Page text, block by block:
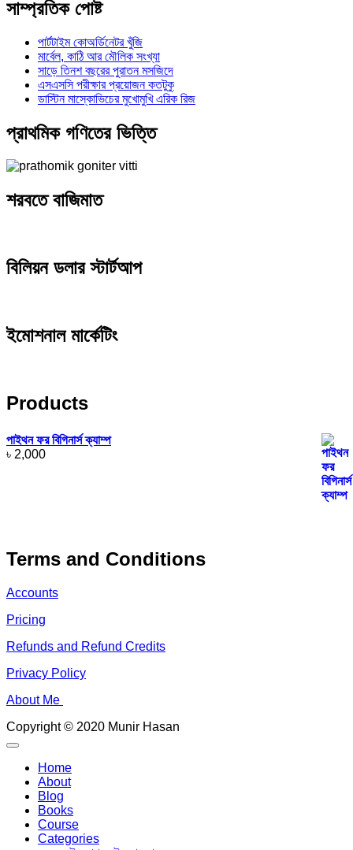
সাম্প্রতিক পোষ্ট
পার্টটাইম কোঅর্ডিনেটর খুঁজি
মার্বেল, কাঠি আর মৌলিক সংখ্যা
সাড়ে তিনশ বছরের পুরাতন মসজিদে
এসএসসি পরীক্ষার প্রয়োজন কতটুকু
ডাস্টিন মাস্কোভিচের মুখোমুখি এরিক রিজ
প্রাথমিক গণিতের ভিত্তি
শরবতে বাজিমাত
বিলিয়ন ডলার স্টার্টআপ
ইমোশনাল মার্কেটিং
Products
পাইথন ফর বিগিনার্স ক্যাম্প
৳ 2,000
Terms and Conditions
Accounts
Pricing
Refunds and Refund Credits
Privacy Policy
About Me
Copyright © 2020 Munir Hasan
Home
About
Blog
Books
Course
Categories